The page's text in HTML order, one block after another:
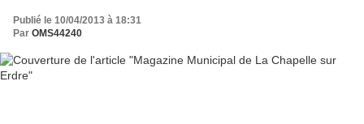
Publié le 10/04/2013 à 18:31
Par OMS44240